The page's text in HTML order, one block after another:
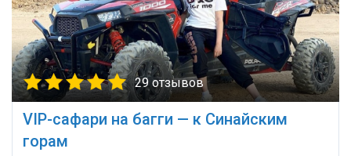
29 отзывов
VIP-сафари на багги — к Синайским
горам